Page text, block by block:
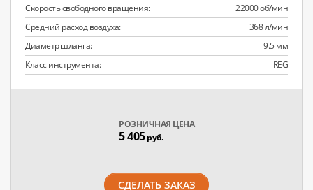
Скорость свободного вращения:
22000 об/мин
Средний расход воздуха:
368 л/мин
Диаметр шланга:
9.5 мм
Класс инструмента:
REG
РОЗНИЧНАЯ ЦЕНА
5 405руб.
СДЕЛАТЬ ЗАКАЗ